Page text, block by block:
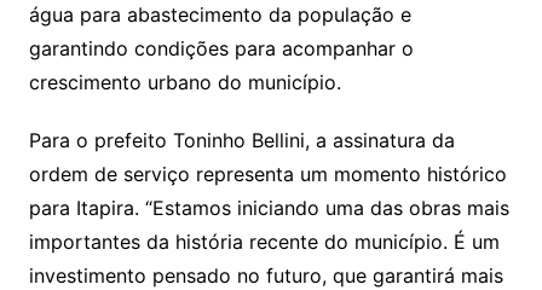
água para abastecimento da população e
garantindo condições para acompanhar o
crescimento urbano do município.
Para o prefeito Toninho Bellini, a assinatura da
ordem de serviço representa um momento histórico
para Itapira. “Estamos iniciando uma das obras mais
importantes da história recente do município. É um
investimento pensado no futuro, que garantirá mais